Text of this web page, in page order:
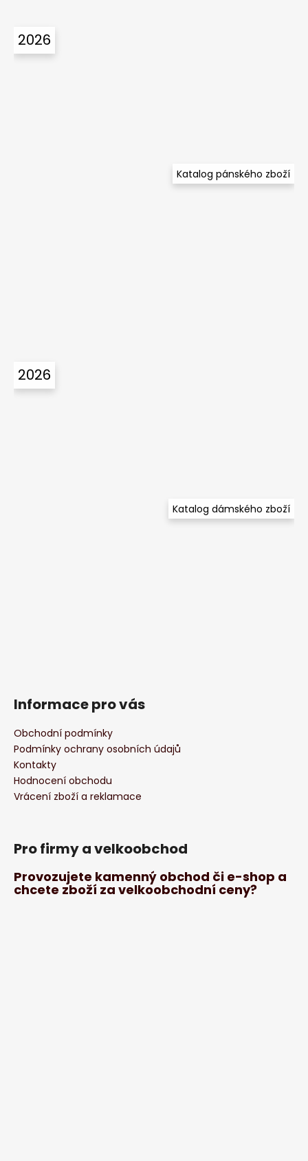
2026
Katalog pánského zboží
2026
Katalog dámského zboží
Informace pro vás
Obchodní podmínky
Podmínky ochrany osobních údajů
Kontakty
Hodnocení obchodu
Vrácení zboží a reklamace
Pro firmy a velkoobchod
Provozujete kamenný obchod či e-shop a
chcete zboží za velkoobchodní ceny?